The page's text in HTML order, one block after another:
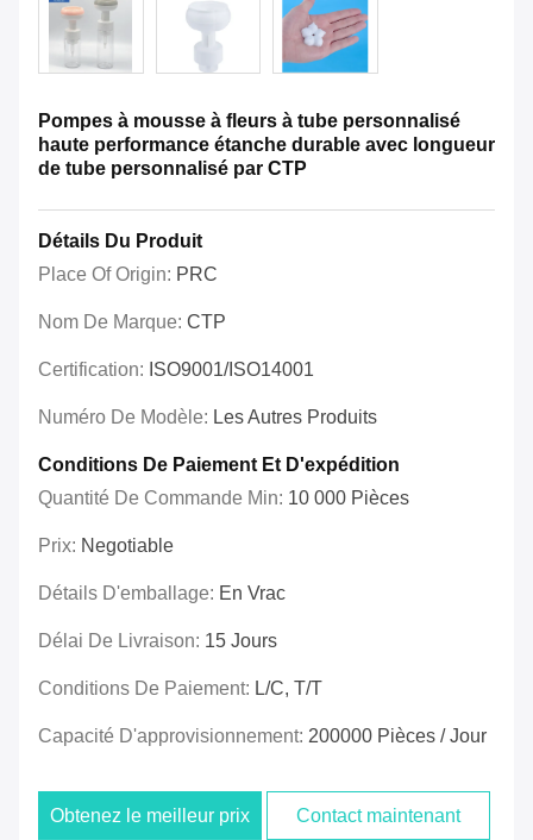
Pompes à mousse à fleurs à tube personnalisé
haute performance étanche durable avec longueur
de tube personnalisé par CTP
Détails Du Produit
Place Of Origin: PRC
Nom De Marque: CTP
Certification: ISO9001/ISO14001
Numéro De Modèle: Les Autres Produits
Conditions De Paiement Et D'expédition
Quantité De Commande Min: 10 000 Pièces
Prix: Negotiable
Détails D'emballage: En Vrac
Délai De Livraison: 15 Jours
Conditions De Paiement: L/C, T/T
Capacité D'approvisionnement: 200000 Pièces / Jour
Obtenez le meilleur prix Contact maintenant